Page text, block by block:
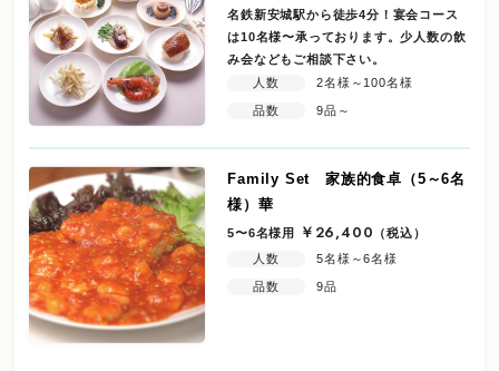
名鉄新安城駅から徒歩4分！宴会コース
は10名様〜承っております。少人数の飲
み会などもご相談下さい。
人数
2名様～100名様
品数 9品～
Family Set 家族的食卓（5～6名
様）華
5〜6名様用 ￥26,400
（税込）
人数
5名様～6名様
品数 9品